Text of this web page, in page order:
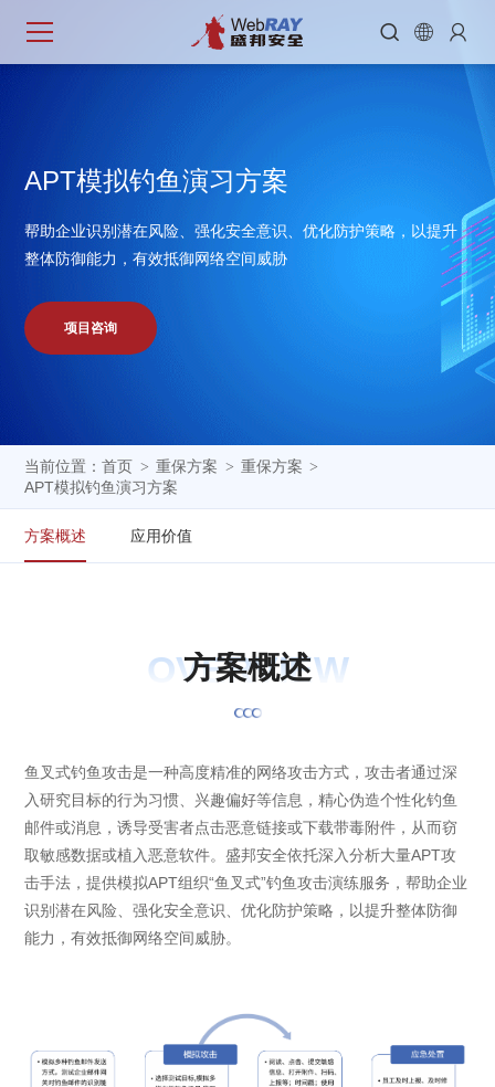
  
APT模拟钓鱼演习方案
帮助企业识别潜在风险、强化安全意识、优化防护策略，以提升
整体防御能力，有效抵御网络空间威胁
项目咨询
当前位置：首页 > 重保方案 > 重保方案 >
APT模拟钓鱼演习方案
方案概述 应用价值
OVERVIEW
方案概述
鱼叉式钓鱼攻击是一种高度精准的网络攻击方式，攻击者通过深
入研究目标的行为习惯、兴趣偏好等信息，精心伪造个性化钓鱼
邮件或消息，诱导受害者点击恶意链接或下载带毒附件，从而窃
取敏感数据或植入恶意软件。盛邦安全依托深入分析大量APT攻
击手法，提供模拟APT组织“鱼叉式”钓鱼攻击演练服务，帮助企业
识别潜在风险、强化安全意识、优化防护策略，以提升整体防御
能力，有效抵御网络空间威胁。